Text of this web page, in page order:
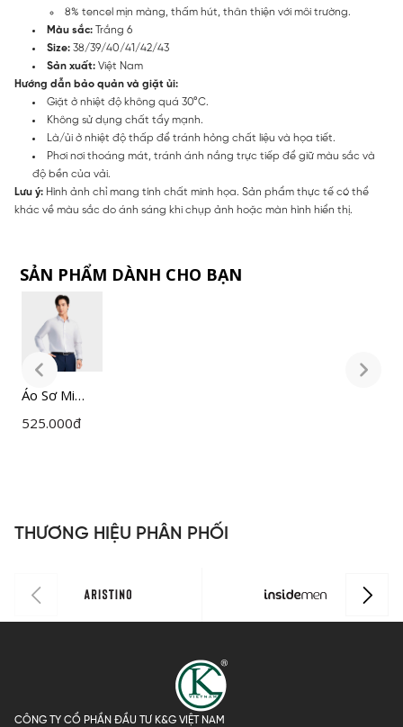
8% tencel mịn màng, thấm hút, thân thiện với môi trường.
Màu sắc: Trắng 6
Size: 38/39/40/41/42/43
Sản xuất: Việt Nam
Hướng dẫn bảo quản và giặt ủi:
Giặt ở nhiệt độ không quá 30°C.
Không sử dụng chất tẩy mạnh.
Là/ủi ở nhiệt độ thấp để tránh hỏng chất liệu và họa tiết.
Phơi nơi thoáng mát, tránh ánh nắng trực tiếp để giữ màu sắc và
độ bền của vải.
Lưu ý: Hình ảnh chỉ mang tính chất minh họa. Sản phẩm thực tế có thể
khác về màu sắc do ánh sáng khi chụp ảnh hoặc màn hình hiển thị.
SẢN PHẨM DÀNH CHO BẠN
Áo Sơ Mi
Nam Trắng
525.000đ
THƯƠNG HIỆU PHÂN PHỐI
CÔNG TY CỔ PHẦN ĐẦU TƯ K&G VIỆT NAM